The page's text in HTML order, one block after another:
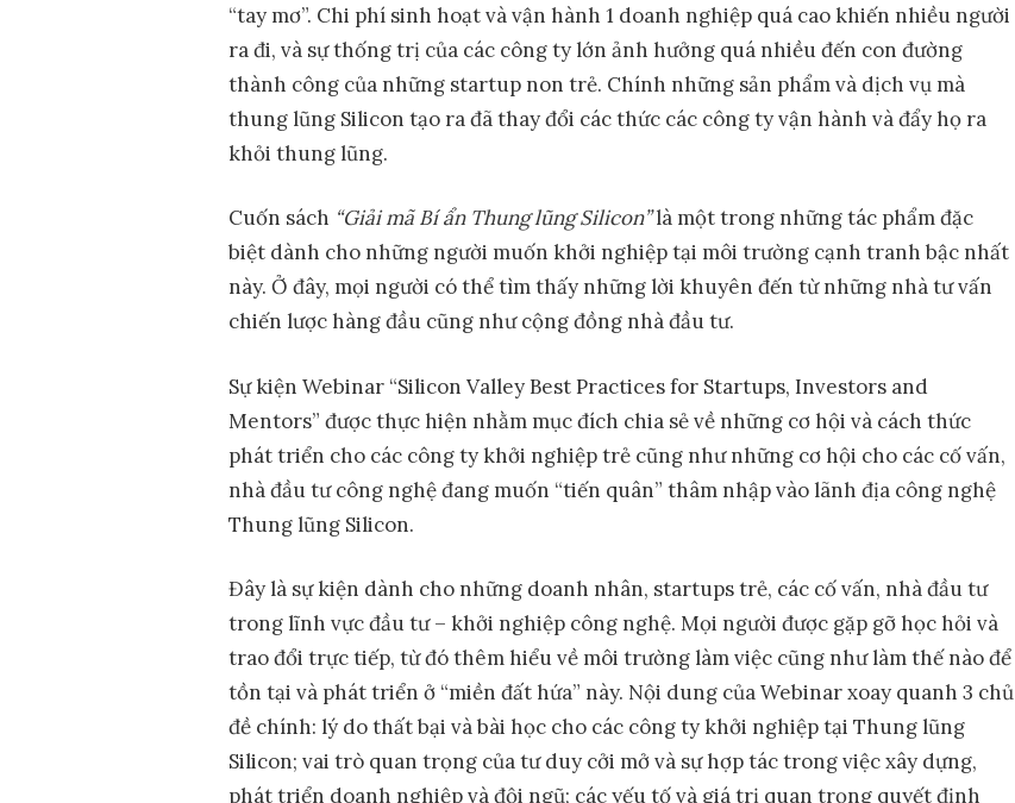
“tay mơ”. Chi phí sinh hoạt và vận hành 1 doanh nghiệp quá cao khiến nhiều người
ra đi, và sự thống trị của các công ty lớn ảnh hưởng quá nhiều đến con đường
thành công của những startup non trẻ. Chính những sản phẩm và dịch vụ mà
thung lũng Silicon tạo ra đã thay đổi các thức các công ty vận hành và đẩy họ ra
khỏi thung lũng.
Cuốn sách “Giải mã Bíẩn Thung lũng Silicon”là một trong những tác phẩm đặc
biệt dành cho những người muốn khởi nghiệp tại môi trường cạnh tranh bậc nhất
này. Ở đây, mọi người có thể tìm thấy những lời khuyên đến từ những nhà tư vấn
chiến lược hàng đầu cũng như cộng đồng nhà đầu tư.
Sự kiện Webinar “Silicon Valley Best Practices for Startups, Investors and
Mentors” được thực hiện nhằm mục đích chia sẻ về những cơ hội và cách thức
phát triển cho các công ty khởi nghiệp trẻ cũng như những cơ hội cho các cố vấn,
nhà đầu tư công nghệ đang muốn “tiến quân” thâm nhập vào lãnh địa công nghệ
Thung lũng Silicon.
Đây là sự kiện dành cho những doanh nhân, startups trẻ, các cố vấn, nhà đầu tư
trong lĩnh vực đầu tư – khởi nghiệp công nghệ. Mọi người được gặp gỡ học hỏi và
trao đổi trực tiếp, từ đó thêm hiểu về môi trường làm việc cũng như làm thế nào để
tồn tại và phát triển ở “miền đất hứa” này. Nội dung của Webinar xoay quanh 3 chủ
đề chính: lý do thất bại và bài học cho các công ty khởi nghiệp tại Thung lũng
Silicon; vai trò quan trọng của tư duy cởi mở và sự hợp tác trong việc xây dựng,
phát triển doanh nghiệp và đội ngũ; các yếu tố và giá trị quan trọng quyết định